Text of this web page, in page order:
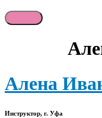
Алена
Инструктор, г. Уфа